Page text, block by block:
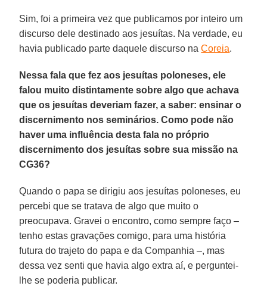
Sim, foi a primeira vez que publicamos por inteiro um
discurso dele destinado aos jesuítas. Na verdade, eu
havia publicado parte daquele discurso naCoreia.
Nessa fala que fez aos jesuítas poloneses, ele
falou muito distintamente sobre algo que achava
que os jesuítas deveriam fazer, a saber: ensinar o
discernimento nos seminários. Como pode não
haver uma influência desta fala no próprio
discernimento dos jesuítas sobre sua missão na
CG36?
Quando o papa se dirigiu aos jesuítas poloneses, eu
percebi que se tratava de algo que muito o
preocupava. Gravei o encontro, como sempre faço –
tenho estas gravações comigo, para uma história
futura do trajeto do papa e da Companhia –, mas
dessa vez senti que havia algo extra aí, e perguntei-
lhe se poderia publicar.